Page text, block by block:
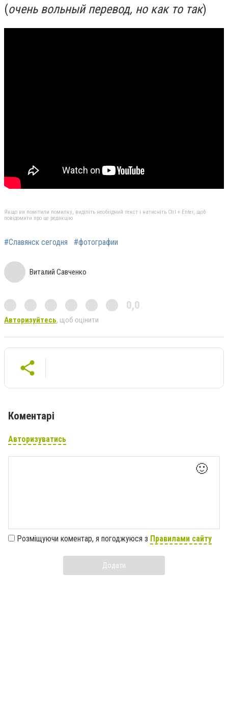
(очень вольный перевод, но как то так)
Якщо ви помітили помилку, виділіть необхідний текст і натисніть Ctrl + Enter, щоб
повідомити про це редакцію
#Славянск сегодня #фотографии
Виталий Савченко
0,0
Авторизуйтесь, щоб оцінити
Коментарі
Авторизуватись
🙂
Розміщуючи коментар, я погоджуюся з Правилами сайту
Додати